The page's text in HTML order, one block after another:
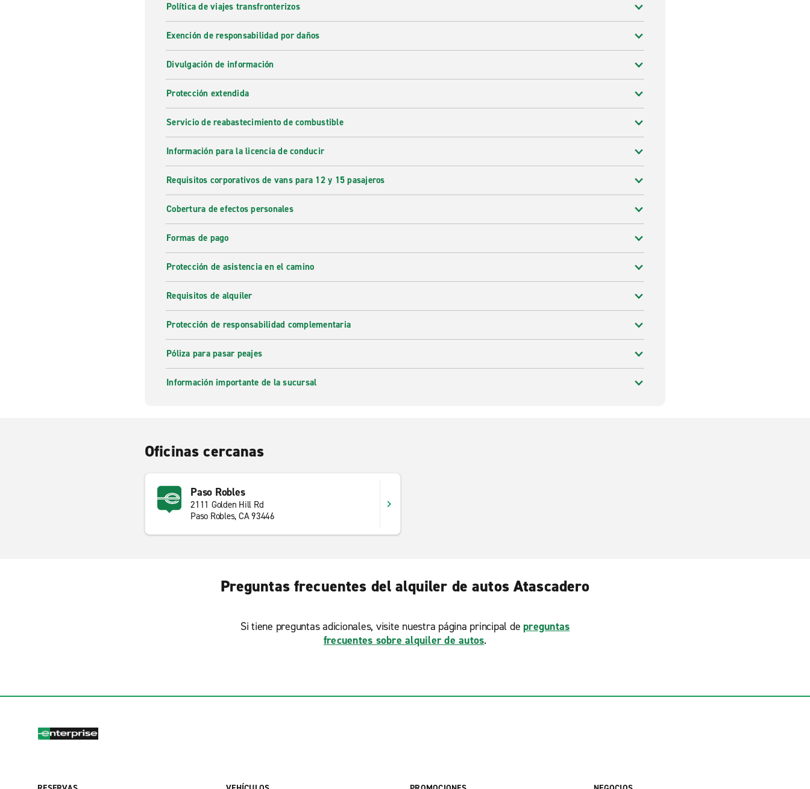
Política de viajes transfronterizos
Exención de responsabilidad por daños
Divulgación de información
Protección extendida
Servicio de reabastecimiento de combustible
Información para la licencia de conducir
Requisitos corporativos de vans para 12 y 15 pasajeros
Cobertura de efectos personales
Formas de pago
Protección de asistencia en el camino
Requisitos de alquiler
Protección de responsabilidad complementaria
Póliza para pasar peajes
Información importante de la sucursal
Oficinas cercanas
Paso Robles
2111 Golden Hill Rd
Paso Robles, CA 93446
Preguntas frecuentes del alquiler de autos Atascadero
Si tiene preguntas adicionales, visite nuestra página principal de preguntas
frecuentes sobre alquiler de autos.